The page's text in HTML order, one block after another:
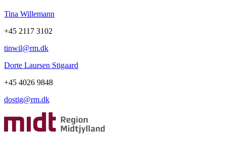
Tina Willemann
+45 2117 3102
tinwil@rm.dk
Dorte Laursen Stigaard
+45 4026 9848
dostig@rm.dk